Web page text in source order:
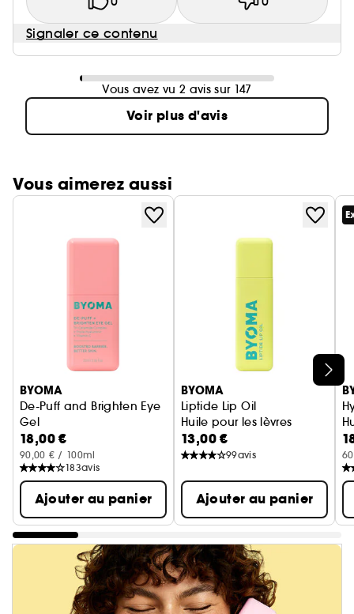
Signaler ce contenu
Vous avez vu 2 avis sur 147
Voir plus d'avis
Vous aimerez aussi
Ignorer le carrousel produits
BYOMA
De-Puff and Brighten Eye
Gel
Gel Contour des Yeux
18,00 €
90,00 € / 100ml
183avis
Ajouter au panier
BYOMA
Liptide Lip Oil
Huile pour les lèvres
13,00 €
99avis
Ajouter au panier